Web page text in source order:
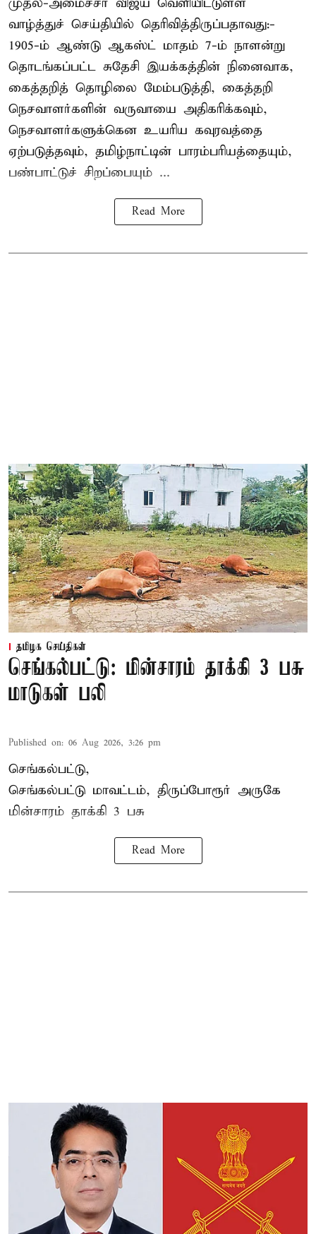
முதல்-அமைச்சர் விஜய் வெளியிட்டுள்ள
வாழ்த்துச் செய்தியில் தெரிவித்திருப்பதாவது:-
1905-ம் ஆண்டு ஆகஸ்ட் மாதம் 7-ம் நாளன்று
தொடங்கப்பட்ட சுதேசி இயக்கத்தின் நினைவாக,
கைத்தறித் தொழிலை மேம்படுத்தி, கைத்தறி
நெசவாளர்களின் வருவாயை அதிகரிக்கவும்,
நெசவாளர்களுக்கென உயரிய கவுரவத்தை
ஏற்படுத்தவும், தமிழ்நாட்டின் பாரம்பரியத்தையும்,
பண்பாட்டுச் சிறப்பையும் ...
Read More
தமிழக செய்திகள்
செங்கல்பட்டு: மின்சாரம் தாக்கி 3 பசு
மாடுகள் பலி
Published on: 06 Aug 2026, 3:26 pm
செங்கல்பட்டு,
செங்கல்பட்டு மாவட்டம், திருப்போரூர் அருகே
மின்சாரம் தாக்கி 3 பசு
Read More